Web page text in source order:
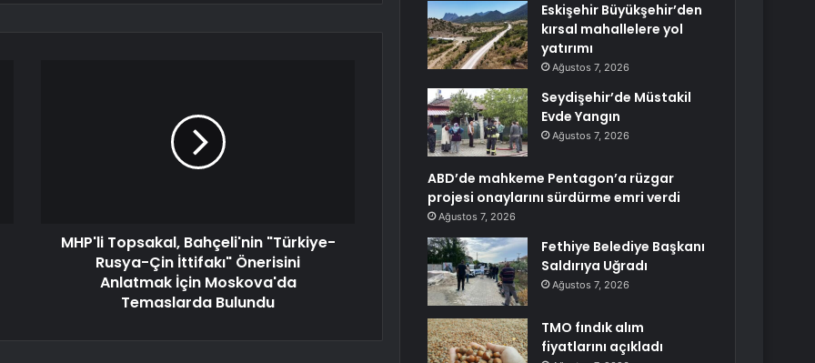
MHP'li Topsakal, Bahçeli'nin "Türkiye-
Rusya-Çin İttifakı" Önerisini
Anlatmak İçin Moskova'da
Temaslarda Bulundu
Eskişehir Büyükşehir’den
kırsal mahallelere yol
yatırımı
Ağustos 7, 2026
Seydişehir’de Müstakil
Evde Yangın
Ağustos 7, 2026
ABD’de mahkeme Pentagon’a rüzgar
projesi onaylarını sürdürme emri verdi
Ağustos 7, 2026
Fethiye Belediye Başkanı
Saldırıya Uğradı
Ağustos 7, 2026
TMO fındık alım
fiyatlarını açıkladı